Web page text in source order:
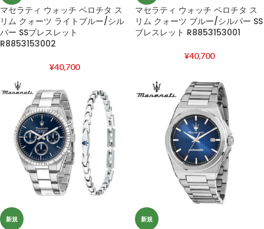
マセラティ ウォッチ ベロチタ ス
リム クォーツ ライトブルー/シル
バー SSブレスレット
R8853153002
¥40,700
マセラティ ウォッチ ベロチタ ス
リム クォーツ ブルー/シルバー SS
ブレスレット R8853153001
¥40,700
新規 新規